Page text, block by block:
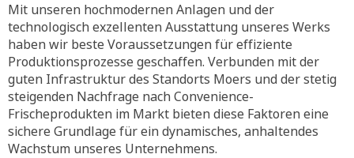
Mit unseren hochmodernen Anlagen und der
technologisch exzellenten Ausstattung unseres Werks
haben wir beste Voraussetzungen für effiziente
Produktionsprozesse geschaffen. Verbunden mit der
guten Infrastruktur des Standorts Moers und der stetig
steigenden Nachfrage nach Convenience-
Frischeprodukten im Markt bieten diese Faktoren eine
sichere Grundlage für ein dynamisches, anhaltendes
Wachstum unseres Unternehmens.